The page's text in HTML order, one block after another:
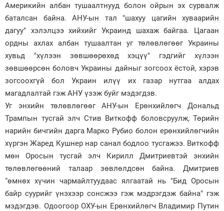
Америкийн албан тушаалтнууд болон ойрын эх сурвалж
баталсан байна. АНУ-ын тал "шахуу цагийн хуваарийн
дагуу" хэлэлцээ хийхийг Украинд шахаж байгаа. Цагаан
ордны ахлах албан тушаалтан уг төлөвлөгөөг Украины
хувьд "хүлээн зөвшөөрөхөд хэцүү" гэдгийг хүлээн
зөвшөөрсөн боловч Украины дайныг зогсоох ёстой, хэрэв
зогсоохгүй бол Украин илүү их газар нутгаа алдах
магадлалтай гэж АНУ үзэж буйг мэдэгдэв.
Уг энхийн төлөвлөгөөг АНУ-ын Ерөнхийлөгч Дональд
Трампын тусгай элч Стив Виткофф боловсруулж, Төрийн
нарийн бичгийн дарга Марко Рубио болон ерөнхийлөгчийн
хүргэн Жаред Кушнер нар санал бодлоо тусгажээ. Виткофф
мөн Оросын тусгай элч Кирилл Дмитриевтэй энхийн
төлөвлөгөөний талаар зөвлөлдсөн байна. Дмитриев
“өмнөх хүчин чармайлтуудаас ялгаатай нь "Бид Оросын
байр суурийг үнэхээр сонсжээ гэж мэдрэгдэж байна" гэж
мэдэгдэв. Одоогоор ОХУ-ын Ерөнхийлөгч Владимир Путин